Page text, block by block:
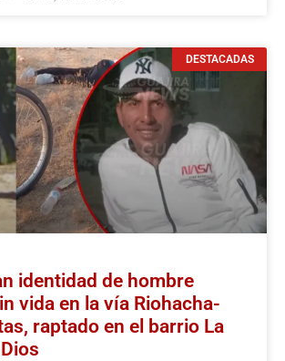
DESTACADAS
identidad de hombre
vida en la vía Riohacha-
raptado en el barrio La